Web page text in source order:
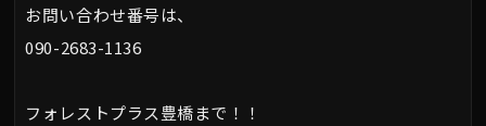
お問い合わせ番号は、
090-2683-1136
フォレストプラス豊橋まで！！